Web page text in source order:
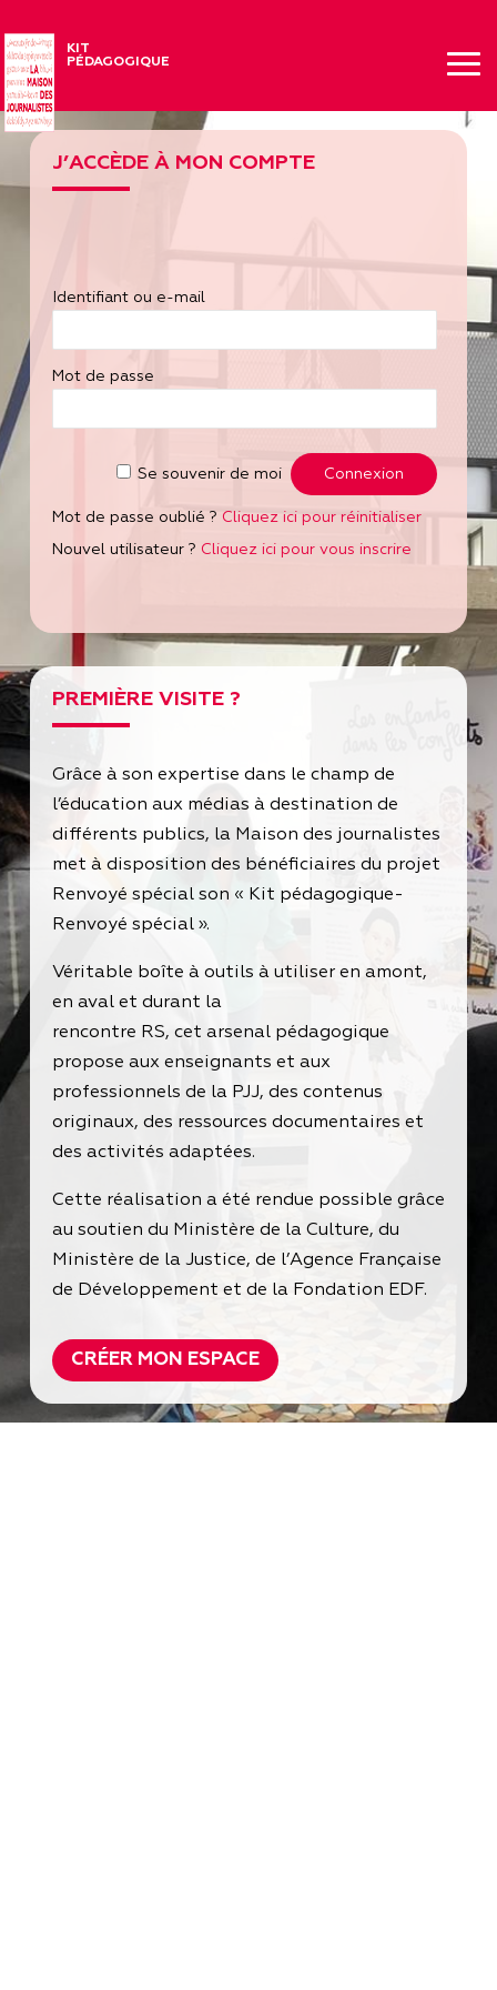
KIT
PÉDAGOGIQUE
J’ACCÈDE À MON COMPTE
Identifiant ou e-mail
Mot de passe
Se souvenir de moi
Mot de passe oublié ? Cliquez ici pour réinitialiser
Nouvel utilisateur ? Cliquez ici pour vous inscrire
PREMIÈRE VISITE ?
Grâce à son expertise dans le champ de
l’éducation aux médias à destination de
différents publics, la Maison des journalistes
met à disposition des bénéficiaires du projet
Renvoyé spécial son « Kit pédagogique-
Renvoyé spécial ».
Véritable boîte à outils à utiliser en amont,
en aval et durant la
rencontre RS, cet arsenal pédagogique
propose aux enseignants et aux
professionnels de la PJJ, des contenus
originaux, des ressources documentaires et
des activités adaptées.
Cette réalisation a été rendue possible grâce
au soutien du Ministère de la Culture, du
Ministère de la Justice, de l’Agence Française
de Développement et de la Fondation EDF.
CRÉER MON ESPACE